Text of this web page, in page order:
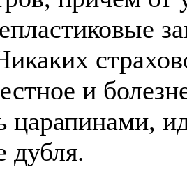
и
царапинами,
дубля.